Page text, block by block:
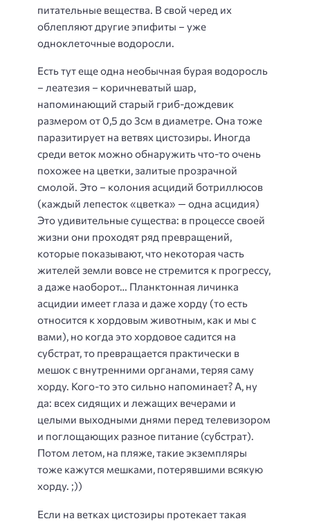
питательные вещества. В свой черед их
облепляют другие эпифиты – уже
одноклеточные водоросли.
Есть тут еще одна необычная бурая водоросль
– леатезия – коричневатый шар,
напоминающий старый гриб-дождевик
размером от 0,5 до 3см в диаметре. Она тоже
паразитирует на ветвях цистозиры. Иногда
среди веток можно обнаружить что-то очень
похожее на цветки, залитые прозрачной
смолой. Это – колония асцидий ботриллюсов
(каждый лепесток «цветка» — одна асцидия)
Это удивительные существа: в процессе своей
жизни они проходят ряд превращений,
которые показывают, что некоторая часть
жителей земли вовсе не стремится к прогрессу,
а даже наоборот… Планктонная личинка
асцидии имеет глаза и даже хорду (то есть
относится к хордовым животным, как и мы с
вами), но когда это хордовое садится на
субстрат, то превращается практически в
мешок с внутренними органами, теряя саму
хорду. Кого-то это сильно напоминает? А, ну
да: всех сидящих и лежащих вечерами и
целыми выходными днями перед телевизором
и поглощающих разное питание (субстрат).
Потом летом, на пляже, такие экземпляры
тоже кажутся мешками, потерявшими всякую
хорду. ;))
Если на ветках цистозиры протекает такая